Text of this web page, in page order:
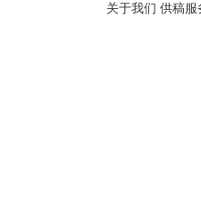
关于我们 供稿服